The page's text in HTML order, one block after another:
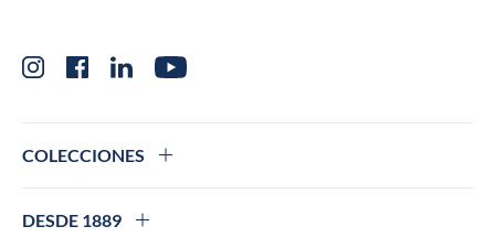
InstagramFacebookLinkedInYouTube
COLECCIONES
DESDE 1889